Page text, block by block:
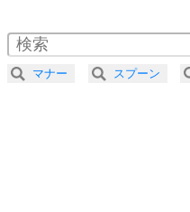
4 器の大き
2.0倍速 （221KB 56
2.5倍速 （177KB 45秒
3.0倍速 （148KB 37秒
マナー スプーン